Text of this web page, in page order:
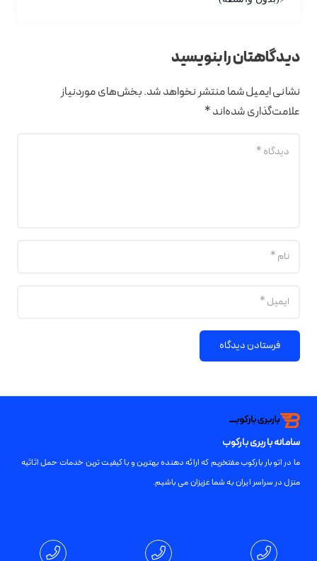
دیدگاهتان را بنویسید
نشانی ایمیل شما منتشر نخواهد شد.بخش‌های موردنیاز
علامت‌گذاری شده‌اند*
فرستادن دیدگاه
سامانه باربری بارکوب
ما در اتوبار بارکوب مفتخریم که ارائه دهنده بهترین و با کیفیت ترین خدمات حمل اثاثیه
منزل در سراسر ایران به شما عزیزان می باشیم.